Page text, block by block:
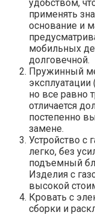
удобством,
применять
основание и
мобильных
долговечной.
Пружинный
но все равно
отличается
постепенно
замене.
Устройство с
легко, без
подъемный
Изделия с
высокой
Кровать с
сборки и